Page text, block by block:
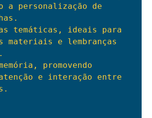
personalização de
temáticas, ideais para
materiais e lembranças
promovendo
e interação entre